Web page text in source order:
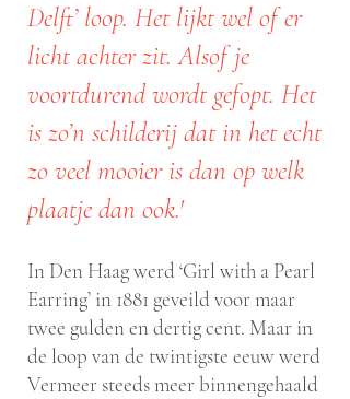
Delft’ loop. Het lijkt wel of er
licht achter zit. Alsof je
voortdurend wordt gefopt. Het
is zo’n schilderij dat in het echt
zo veel mooier is dan op welk
plaatje dan ook.'
In Den Haag werd ‘Girl with a Pearl
Earring’ in 1881 geveild voor maar
twee gulden en dertig cent. Maar in
de loop van de twintigste eeuw werd
Vermeer steeds meer binnengehaald